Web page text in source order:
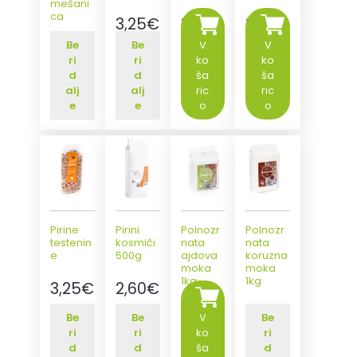
mešani
ca
6,20
Be
ri
d
alj
e
3,25€
z DDVBe
ri
d
alj
e
3,10€
z DDVV
ko
ša
ric
o
2,80€
z DDVV
ko
ša
ric
o
Pirine
testenin
e
3,25€
Be
ri
d
Pirini
kosmiči
500g
2,60€
Be
ri
d
Polnozr
nata
ajdova
moka
1kg
5,05
V
ko
ša
Polnozr
nata
koruzna
moka
1kg
2,50
Be
ri
d